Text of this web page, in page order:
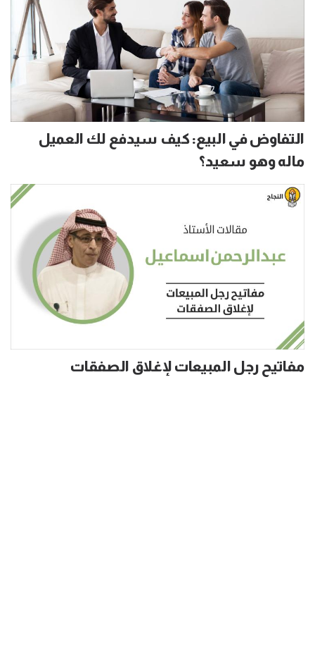
التفاوض في البيع: كيف سيدفع لك العميل
ماله وهو سعيد؟
مفاتيح رجل المبيعات لإغلاق الصفقات